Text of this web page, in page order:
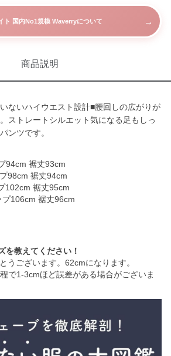
ト 国内No1規模 Waverryについて →
商品説明
ないハイウエスト設計■腰回しの広がりが
ストレートシルエット気になる足もしっ
ンツです。
94cm 裾丈93cm
98cm 裾丈94cm
102cm 裾丈95cm
106cm 裾丈96cm
を教えてください！
うございます。62cmになります。
で1-3cmほど誤差がある場合がございま